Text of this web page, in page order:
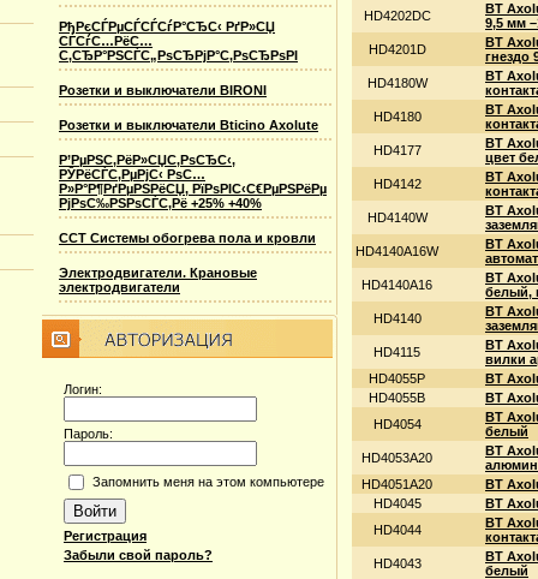
РђРєСЃРµСЃСЃСѓР°СЂС‹ РґР»СЏ
СЃСѓС…РёС…
С‚СЂР°РЅСЃС„РѕСЂРјР°С‚РѕСЂРѕРІ
Розетки и выключатели BIRONI
Розетки и выключатели Bticino Axolute
Р’РµРЅС‚РёР»СЏС‚РѕСЂС‹,
РЎРёСЃС‚РµРјС‹ РѕС…
Р»Р°Р¶РґРµРЅРёСЏ, РїРѕРІС‹С€РµРЅРёРµ
РјРѕС‰РЅРѕСЃС‚Рё +25% +40%
ССТ Системы обогрева пола и кровли
Электродвигатели. Крановые
электродвигатели
Логин:
Пароль:
Запомнить меня на этом компьютере
Регистрация
Забыли свой пароль?
HD4202DC
BT
9,5 мм
HD4201D
BT
гнездо
HD4180W
BT
HD4180
BT
HD4177
BT
цвет
HD4142
BT
HD4140W
BT
HD4140A16W
BT
HD4140A16
BT
белый,
HD4140
BT
HD4115
BT
вилки
HD4055P
BT
HD4055B
BT
HD4054
BT
белый
HD4053A20
BT
HD4051A20
BT
HD4045
BT
HD4044
BT
HD4043
BT
белый